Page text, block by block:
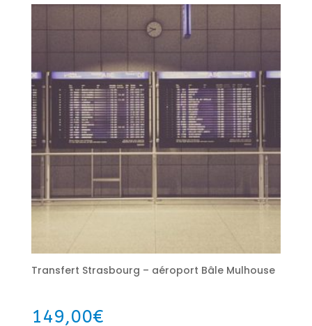
Transfert Strasbourg – aéroport Bâle Mulhouse
149,00€